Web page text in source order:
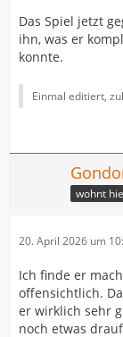
Das Spiel jetzt
ihn, was er
konnte.
Einmal editiert,
wohnt
20. April 2026 um
Ich finde er
offensichtlich.
er wirklich sehr
noch etwas